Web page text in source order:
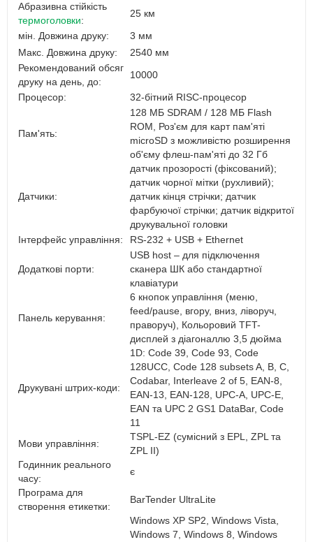
Абразивна стійкість
термоголовки:
25 км
мін. Довжина друку:
3 мм
Макс. Довжина друку:
2540 мм
Рекомендований обсяг
друку на день, до:
10000
Процесор:
32-бітний RISC-процесор
Пам'ять:
128 МБ SDRAM / 128 МБ Flash
ROM, Роз'єм для карт пам'яті
microSD з можливістю розширення
об'єму флеш-пам'яті до 32 Гб
Датчики:
датчик прозорості (фіксований);
датчик чорної мітки (рухливий);
датчик кінця стрічки; датчик
фарбуючої стрічки; датчик відкритої
друкувальної головки
Інтерфейс управління:
RS-232 + USB + Ethernet
Додаткові порти:
USB host – для підключення
сканера ШК або стандартної
клавіатури
Панель керування:
6 кнопок управління (меню,
feed/pause, вгору, вниз, ліворуч,
праворуч), Кольоровий TFT-
дисплей з діагоналлю 3,5 дюйма
Друкувані штрих-коди:
1D: Code 39, Code 93, Code
128UCC, Code 128 subsets A, B, C,
Codabar, Interleave 2 of 5, EAN-8,
EAN-13, EAN-128, UPC-A, UPC-E,
EAN та UPC 2 GS1 DataBar, Code
11
Мови управління:
TSPL-EZ (сумісний з EPL, ZPL та
ZPL II)
Годинник реального
часу:
є
Програма для
створення етикетки:
BarTender UltraLite
Windows XP SP2, Windows Vista,
Windows 7, Windows 8, Windows